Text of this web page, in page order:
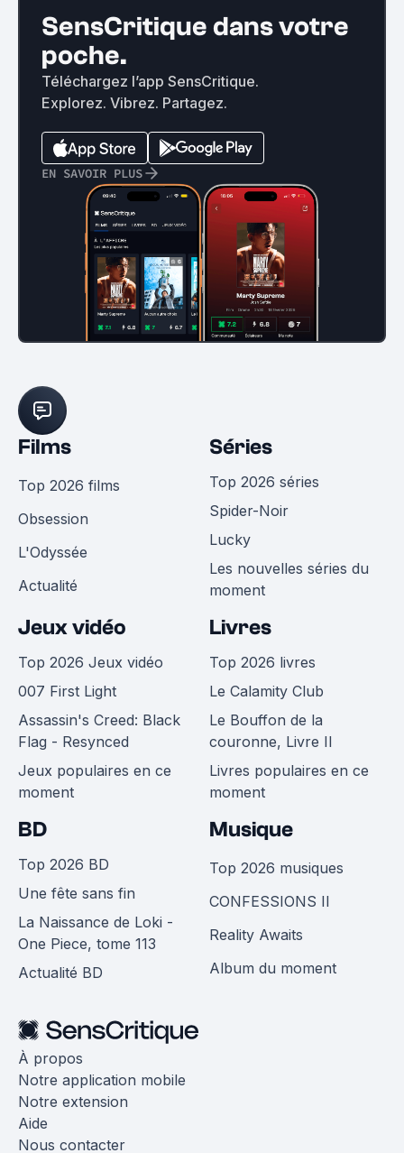
SensCritique dans votre
poche.
Téléchargez l’app SensCritique.
Explorez. Vibrez. Partagez.
EN SAVOIR PLUS
Films
Top 2026 films
Obsession
L'Odyssée
Actualité
Séries
Top 2026 séries
Spider-Noir
Lucky
Les nouvelles séries du
moment
Jeux vidéo
Top 2026 Jeux vidéo
007 First Light
Assassin's Creed: Black
Flag - Resynced
Jeux populaires en ce
moment
Livres
Top 2026 livres
Le Calamity Club
Le Bouffon de la
couronne, Livre II
Livres populaires en ce
moment
BD
Top 2026 BD
Une fête sans fin
La Naissance de Loki -
One Piece, tome 113
Actualité BD
Musique
Top 2026 musiques
CONFESSIONS II
Reality Awaits
Album du moment
À propos
Notre application mobile
Notre extension
Aide
Nous contacter